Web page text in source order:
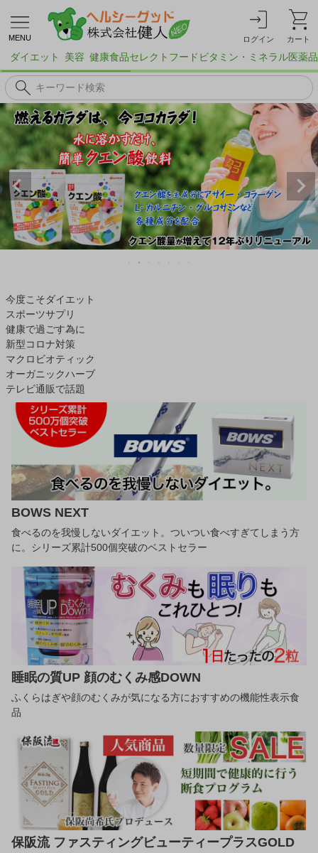
MENU ログイン カート
ダイエット 美容 健康食品セレクトフード ビタミン・ミネラル医薬品
今度こそダイエット
スポーツサプリ
健康で過ごす為に
新型コロナ対策
マクロビオティック
オーガニックハーブ
テレビ通販で話題
BOWS NEXT
食べるのを我慢しないダイエット。ついつい食べすぎてしまう方
に。シリーズ累計500個突破のベストセラー
睡眠の質UP 顔のむくみ感DOWN
ふくらはぎや顔のむくみが気になる方におすすめの機能性表示食
品
保阪流 ファスティングビューティープラスGOLD